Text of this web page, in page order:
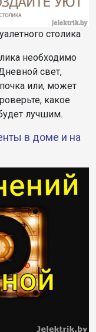
столика
необходимо
свет,
или, может
какое
лучшим.
в доме и на